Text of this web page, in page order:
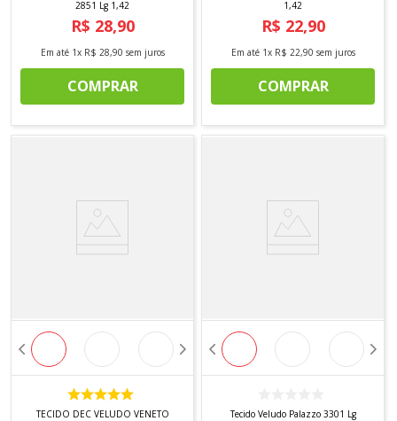
2851 Lg 1,42
R$ 28,90
Em até 1x R$ 28,90 sem juros
COMPRAR
1,42
R$ 22,90
Em até 1x R$ 22,90 sem juros
COMPRAR
TECIDO DEC VELUDO VENETO
Tecido Veludo Palazzo 3301 Lg